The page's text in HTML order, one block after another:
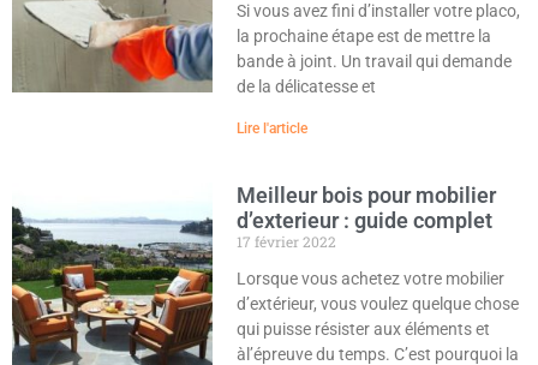
Si vous avez fini d’installer votre placo,
la prochaine étape est de mettre la
bande à joint. Un travail qui demande
de la délicatesse et
Lire l'article
Meilleur bois pour mobilier
d’exterieur : guide complet
17 février 2022
Lorsque vous achetez votre mobilier
d’extérieur, vous voulez quelque chose
qui puisse résister aux éléments et
àl’épreuve du temps. C’est pourquoi la